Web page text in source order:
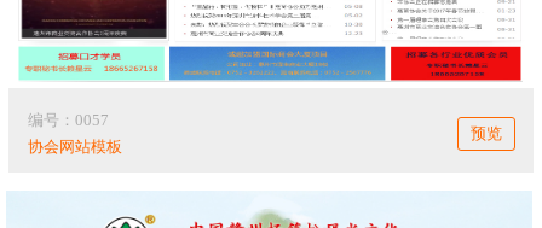
编号：0057
协会网站模板
预览